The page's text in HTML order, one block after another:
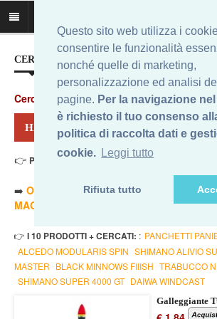
Questo sito web utilizza i
consentire le funzionalità
nonché quelle di marketing,
personalizzazione ed analisi
pagine. Per la navigazione
è richiesto il tuo consenso
politica di raccolta dati e
cookie. Leggi tutto
Rifiuta tutto
CERCA IL MIGLIOR PREZZO...
Cerca
HAI CERCATO: TUBERTINI TROTA
👉 Prezzo Min. 1,84 Eur - Prezzo Max 420,70 Eur
➡️ ORDINA PER PREZZO MINORE
MAGGIORE
- 🔥
👉 I 10 PRODOTTI + CERCATI: : PANCHETTI
ALCEDO MODULARIS SPIN SHIMANO ALIVIO
MASTER BLACK MINNOWS FIIISH TRABUCCO
SHIMANO SUPER 4000 GT DAIWA WINDCAST
Galleggiante